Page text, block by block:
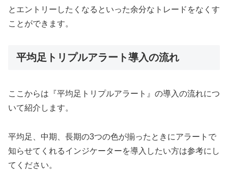
とエントリーしたくなるといった余分なトレードをなくす
ことができます。
平均足トリプルアラート導入の流れ
ここからは『平均足トリプルアラート』の導入の流れにつ
いて紹介します。
平均足、中期、長期の3つの色が揃ったときにアラートで
知らせてくれるインジケーターを導入したい方は参考にし
てください。